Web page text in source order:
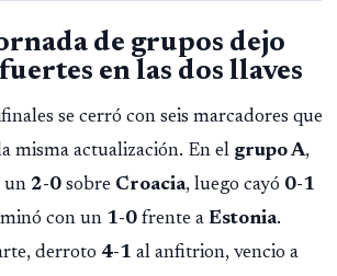
de grupos dejo
en las dos llaves
se cerró con seis marcadores que
misma actualización. En el grupo A,
un 2-0 sobre Croacia, luego cayó 0-1
con un 1-0 frente a Estonia.
derroto 4-1 al anfitrion, vencio a